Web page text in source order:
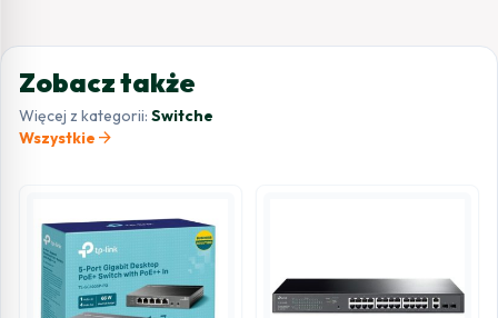
Zobacz także
Więcej z kategorii: Switche
Wszystkie arrow_forward